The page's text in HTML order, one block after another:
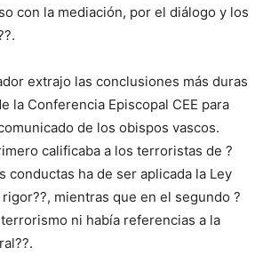
con la mediación, por el diálogo y los
extrajo las conclusiones más duras
la Conferencia Episcopal CEE para
de los obispos vascos.
calificaba a los terroristas de ?
conductas ha de ser aplicada la Ley
mientras que en el segundo ?
ni había referencias a la